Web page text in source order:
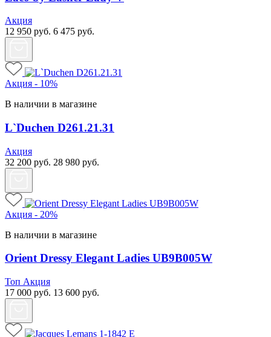
Акция
12 950 руб. 6 475 руб.
Акция - 10%
В наличии в магазине
L`Duchen D261.21.31
Акция
32 200 руб. 28 980 руб.
Акция - 20%
В наличии в магазине
Orient Dressy Elegant Ladies UB9B005W
Топ Акция
17 000 руб. 13 600 руб.